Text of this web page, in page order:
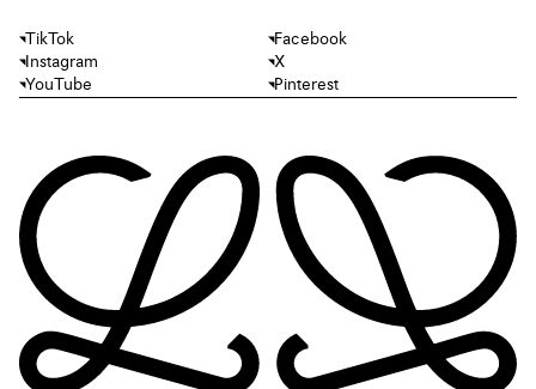
TikTok
Facebook
Instagram
X
YouTube
Pinterest